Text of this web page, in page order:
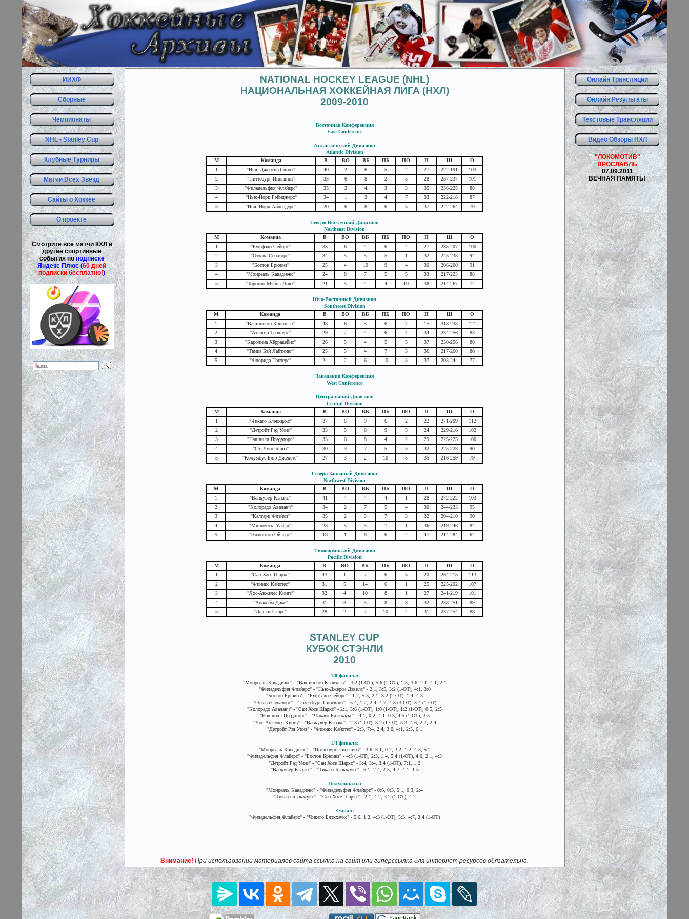
ИИХФ
Сборные
Чемпионаты
NHL - Stanley Cup
Клубные Турниры
Матчи Всех Звезд
Сайты о Хоккее
О проекте
Смотрите все матчи КХЛ и
другие спортивные
события поподписке
Яндекс Плюс (60 дней
подписки бесплатно!)
Онлайн Трансляции
Онлайн Результаты
Текстовые Трансляции
Видео Обзоры НХЛ
"ЛОКОМОТИВ"
ЯРОСЛАВЛЬ
07.09.2011
ВЕЧНАЯ ПАМЯТЬ!
NATIONAL HOCKEY LEAGUE (NHL)
НАЦИОНАЛЬНАЯ ХОККЕЙНАЯ ЛИГА (НХЛ)
2009-2010
Восточная Конференция
East Conference
Атлантический Дивизион
Atlantic Division
М
Команда В ВО ВБ ПБ ПО П Ш
О
1
"Нью-Джерси Дэвилз" 40 2 6 5 2 27 222-191
103
2
"Питтсбург Пингвинз" 33 6 8 2 5 28 257-237
101
3
"Филадельфия Флайерс" 35 2 4 3 3 35 236-225
88
4
"Нью-Йорк Рэйнджерс" 34 1 3 4 7 33 222-218
87
5
"Нью-Йорк Айлендерс" 20 6 8 6 5 37 222-264 79
Северо-Восточный Дивизион
Northeast Division
М
Команда В ВО ВБ ПБ ПО П Ш
О
1
"Буффало Сейбрс" 35 6 4 6 4 27 235-207
100
2
"Оттава Сенаторс" 34 5 5 5 1 32 225-238
94
3
"Бостон Брюинз" 25 4 10 9 4 30 206-200
91
4
"Монреаль Канадиэнс" 24 8 7 5 5 33 217-223
88
5
"Торонто Мэйпл Ливз" 21 5 4 4 10 38 214-267 74
Юго-Восточный Дивизион
Southeast Division
М
Команда В ВО ВБ ПБ ПО П Ш
О
1
"Вашингтон Кэпиталз" 43 6 5 6 7 15 318-233
121
2
"Атланта Трэшерс" 29 2 4 6 7 34 234-256
83
3
"Каролина Хёрракейнс" 26 5 4 5 5 37 230-256
80
4
"Тампа Бэй Лайтнинг" 25 5 4 7 5 36 217-260
80
5
"Флорида Пэнтерс" 24 2 6 10 3 37 208-244 77
Западания Конференция
West Conference
Центральный Дивизион
Central Division
М
Команда В ВО ВБ ПБ ПО П Ш
О
1
"Чикаго Блэкхаукс" 37 6 9 6 2 22 271-209
112
2
"Детройт Рэд Уинз" 33 5 6 9 5 24 229-216
102
3
"Нэшвилл Прэдаторс" 33 6 8 4 2 29 225-225
100
4
"Ст. Луис Блюз" 30 3 7 5 5 32 225-223
90
5
"Колумбус Блю Джекетс" 27 3 2 10 5 35 216-259 79
Северо-Западный Дивизион
Northwest Division
М
Команда В ВО ВБ ПБ ПО П Ш
О
1
"Ванкувер Кэнакс" 41 4 4 4 1 28 272-222
103
2
"Колорадо Аваланч" 34 2 7 5 4 30 244-233
95
3
"Калгари Флэймз" 35 2 3 7 3 32 204-210
90
4
"Миннесота Уайлд" 28 5 5 7 1 36 219-246
84
5
"Эдмонтон Ойлерс" 18 1 8 6 2 47 214-284 62
Тихоокеанский Дивизион
Pacific Division
М
Команда В ВО ВБ ПБ ПО П Ш
О
1
"Сан Хосе Шаркс" 43 1 7 6 5 20 264-215
113
2
"Финикс Кайотес" 31 5 14 6 1 25 225-202
107
3
"Лос-Анжелес Кингз" 32 4 10 8 1 27 241-219
101
4
"Анахейм Дакс" 31 3 5 8 3 32 238-251
89
5
"Даллас Старс" 28 2 7 10 4 31 237-254 88
STANLEY CUP
КУБОК СТЭНЛИ
2010
1/8 финала:
"Монреаль Канадиэнс" - "Вашингтон Кэпиталз" - 3:2 (1-ОТ), 5:6 (1-ОТ), 1:5, 3:6, 2:1, 4:1, 2:1
"Филадельфия Флайерс" - "Нью-Джерси Дэвилз" - 2:1, 3:5, 3:2 (1-ОТ), 4:1, 3:0
"Бостон Брюинз" - "Буффало Сейбрс" - 1:2, 5:3, 2:1, 3:2 (2-ОТ), 1:4, 4:3
"Оттава Сенаторс" - "Питтсбург Пингвинз" - 5:4, 1:2, 2:4, 4:7, 4:3 (3-ОТ), 3:4 (1-ОТ)
"Колорадо Аваланч" - "Сан Хосе Шаркс" - 2:1, 5:6 (1-ОТ), 1:0 (1-ОТ), 1:2 (1-ОТ), 0:5, 2:5
"Нэшвилл Прэдаторс" - "Чикаго Блэкхаукс" - 4:1, 0:2, 4:1, 0:3, 4:5 (1-ОТ), 3:5
"Лос-Анжелес Кингз" - "Ванкувер Кэнакс" - 2:3 (1-ОТ), 3:2 (1-ОТ), 5:3, 4:6, 2:7, 2:4
"Детройт Рэд Уинз" - "Финикс Кайотес" - 2:3, 7:4, 2:4, 3:0, 4:1, 2:5, 6:1
1/4 финала:
"Монреаль Канадиэнс" - "Питтсбург Пингвинз" - 3:6, 3:1, 0:2, 3:2, 1:2, 4:3, 5:2
"Филадельфия Флайерс" - "Бостон Брюинз" - 4:5 (1-ОТ), 2:3, 1:4, 5:4 (1-ОТ), 4:0, 2:1, 4:3
"Детройт Рэд Уинз" - "Сан Хосе Шаркс" - 3:4, 3:4, 3:4 (1-ОТ), 7:1, 1:2
"Ванкувер Кэнакс" - "Чикаго Блэкхаукс" - 5:1, 2:4, 2:5, 4:7, 4:1, 1:5
Полуфиналы:
"Монреаль Канадиэнс" - "Филадельфия Флайерс" - 0:6, 0:3, 5:1, 0:3, 2:4
"Чикаго Блэкхаукс" - "Сан Хосе Шаркс" - 2:1, 4:2, 3:2 (1-ОТ), 4:2
Финал:
"Филадельфия Флайерс" - "Чикаго Блэкхаукс" - 5:6, 1:2, 4:3 (1-ОТ), 5:3, 4:7, 3:4 (1-ОТ)
Внимание! При использовании материалов сайта ссылка на сайт или гиперссылка для интернет ресурсов обязательна.